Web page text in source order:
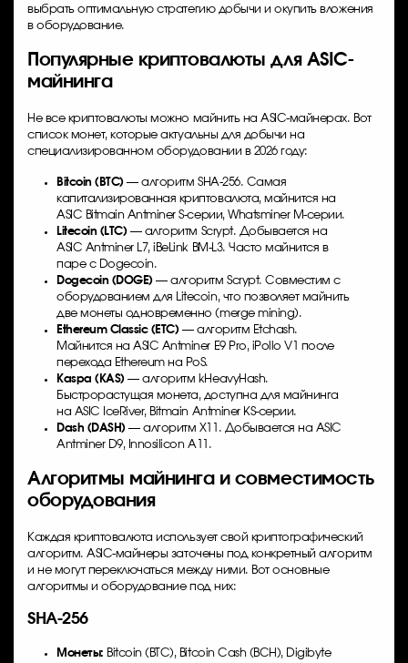
выбрать оптимальную стратегию добычи и окупить вложения
в оборудование.
Популярные криптовалюты для ASIC-
майнинга
Не все криптовалюты можно майнить на ASIC-майнерах. Вот
список монет, которые актуальны для добычи на
специализированном оборудовании в 2026 году:
Bitcoin (BTC)— алгоритм SHA-256. Самая
капитализированная криптовалюта, майнится на
ASIC Bitmain Antminer S-серии, Whatsminer M-серии.
Litecoin (LTC)— алгоритм Scrypt. Добывается на
ASIC Antminer L7, iBeLink BM-L3. Часто майнится в
паре с Dogecoin.
Dogecoin (DOGE)— алгоритм Scrypt. Совместим с
оборудованием для Litecoin, что позволяет майнить
две монеты одновременно (merge mining).
Ethereum Classic (ETC)— алгоритм Etchash.
Майнится на ASIC Antminer E9 Pro, iPollo V1 после
перехода Ethereum на PoS.
Kaspa (KAS)— алгоритм kHeavyHash.
Быстрорастущая монета, доступна для майнинга
на ASIC IceRiver, Bitmain Antminer KS-серии.
Dash (DASH)— алгоритм X11. Добывается на ASIC
Antminer D9, Innosilicon A11.
Алгоритмы майнинга и совместимость
оборудования
Каждая криптовалюта использует свой криптографический
алгоритм. ASIC-майнеры заточены под конкретный алгоритм
и не могут переключаться между ними. Вот основные
алгоритмы и оборудование под них:
SHA-256
Монеты: Bitcoin (BTC), Bitcoin Cash (BCH), Digibyte